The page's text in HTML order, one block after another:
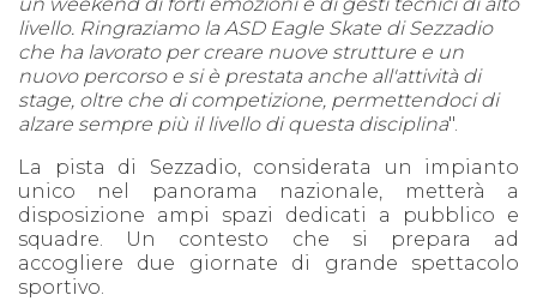
livello. Ringraziamo la ASD Eagle Skate di Sezzadio
che ha lavorato per creare nuove strutture e un
nuovo percorso e si è prestata anche all'attività di
stage, oltre che di competizione, permettendoci di
alzare sempre più il livello di questa disciplina".
La pista di Sezzadio, considerata un impianto
unico nel panorama nazionale, metterà a
disposizione ampi spazi dedicati a pubblico e
squadre. Un contesto che si prepara ad
accogliere due giornate di grande spettacolo
sportivo.